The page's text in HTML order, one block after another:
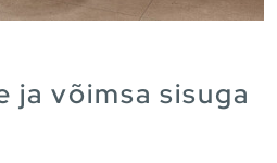
ja võimsa sisuga